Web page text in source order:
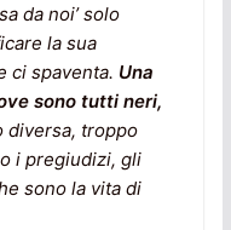
da noi’ solo
la sua
ci spaventa. Una
sono tutti neri,
diversa, troppo
i pregiudizi, gli
sono la vita di